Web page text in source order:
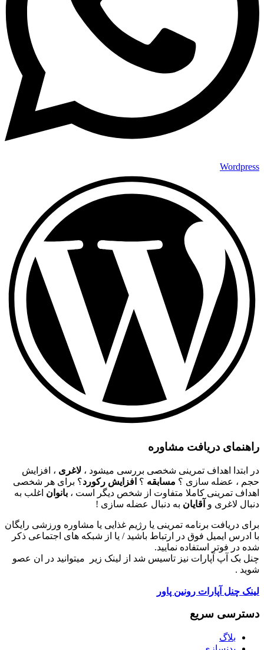
Wordpress
راهنمای دریافت مشاوره
در ابتدا اهداف تمرینی شخصی بررسی میشود ، لاغری ، افزایش
حجم ، عضله سازی ؟ مسابقه ؟ افزایش رکورد؟ برای هر شخصی
اهداف تمرینی کاملا متفاوت از شخص دیگر است ، بانوان اغلب به
دنبال لاغری و آقایان به دنبال عضله سازی !
برای دریافت برنامه تمرینی یا رژیم غذایی یا مشاوره ورزشی رایگان
با ادرس ایمیل فوق در ارتباط باشید / یا از شبکه های اجتماعی ذکر
شده در فوتر استفاده نمایید.
چنل بک آپ آپارات نیز تاسیس شد از لینک زیر میتوانید در ان عصو
شوید .
لینک چنل آپارات رونین پاور
دسترسی سریع
بلاگ